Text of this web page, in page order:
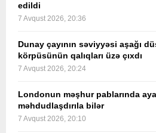
edildi
7 Avqust 2026, 20:36
Dunay çayının səviyyəsi aşağı
körpüsünün qalıqları üzə çıxdı
7 Avqust 2026, 20:24
Londonun məşhur pablarında
məhdudlaşdırıla bilər
7 Avqust 2026, 20:10